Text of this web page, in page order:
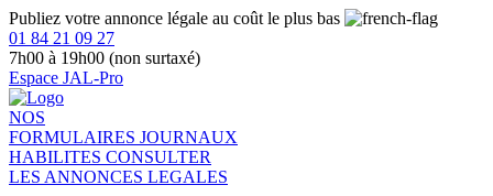
Publiez votre annonce légale au coût le plus bas
01 84 21 09 27
7h00 à 19h00 (non surtaxé)
Espace JAL-Pro
NOS
FORMULAIRES JOURNAUX
HABILITES CONSULTER
LES ANNONCES LEGALES